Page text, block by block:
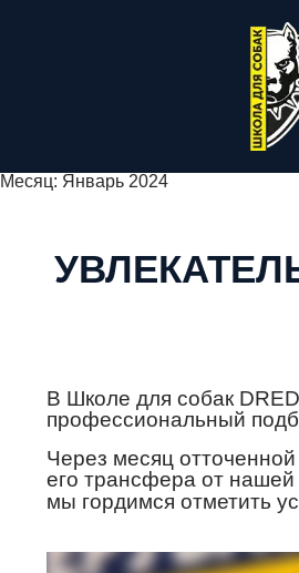
Месяц: Январь 2024
В Школе для собак
профессиональный
Через месяц
его трансфера от нашей
мы гордимся отметить